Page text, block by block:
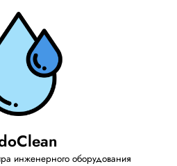
инженерного оборудования